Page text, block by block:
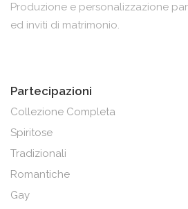
Produzione e personalizzazione
ed inviti di matrimonio.
Partecipazioni
Collezione Completa
Spiritose
Tradizionali
Romantiche
Gay